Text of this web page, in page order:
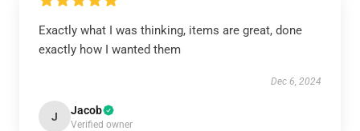
Exactly what I was thinking, items are great, done
exactly how I wanted them
Dec 6, 2024
J Jacob
Verified owner